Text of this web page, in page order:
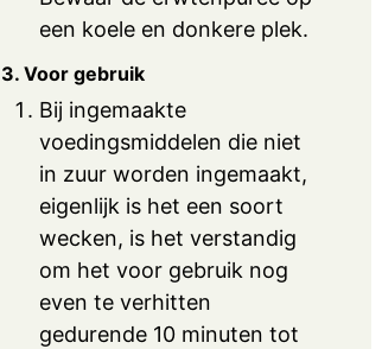
een koele en donkere plek.
3. Voor gebruik
Bij ingemaakte
voedingsmiddelen die niet
in zuur worden ingemaakt,
eigenlijk is het een soort
wecken, is het verstandig
om het voor gebruik nog
even te verhitten
gedurende 10 minuten tot